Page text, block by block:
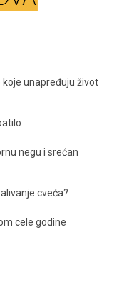
unapređuju život
negu i srećan
cveća?
cele godine